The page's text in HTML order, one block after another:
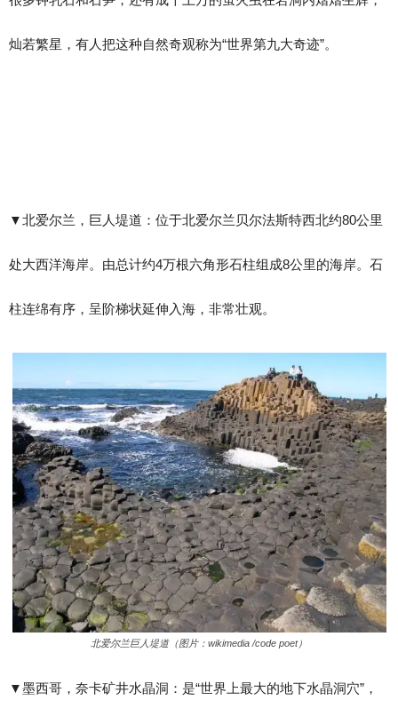
灿若繁星，有人把这种自然奇观称为“世界第九大奇迹”。
▼​北爱尔兰，巨人堤道：位于北爱尔兰贝尔法斯特西北约80公里
处大西洋海岸。由总计约4万根六角形石柱组成8公里的海岸。石
柱连绵有序，呈阶梯状延伸入海，非常壮观。
北爱尔兰巨人堤道（图片：wikimedia /code poet）
▼​墨西哥，奈卡矿井水晶洞：是“世界上最大的地下水晶洞穴”，